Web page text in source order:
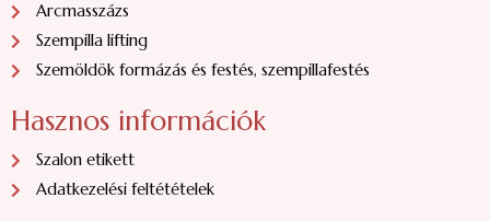
Arcmasszázs
Szempilla lifting
Szemöldök formázás és festés, szempillafestés
Hasznos információk
Szalon etikett
Adatkezelési feltétételek